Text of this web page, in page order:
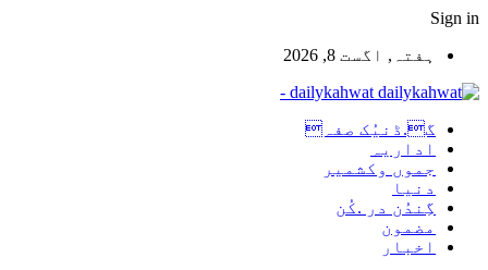
Sign in
ہفتہ, اگست 8, 2026
dailykahwat -
گ.ڈنیُک صفہ
اداریہ
جموں وکشمیر
دنیا
گِندُن در .کُن
مضمون
اخبار